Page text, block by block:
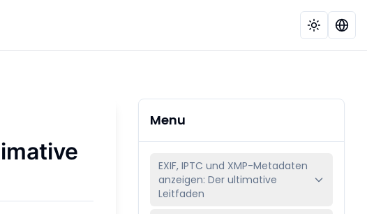
Menu
EXIF, IPTC und XMP-Metadaten
anzeigen: Der ultimative
Leitfaden